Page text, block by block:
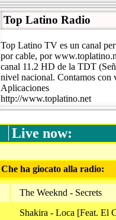
Top Latino Radio
Top Latino TV es un canal
por cable, por
canal 11.2 HD de la TDT
nivel nacional. Contamos
Aplicaciones
http://www.toplatino.net
Live now:
Che ha giocato alla radio:
The Weeknd - Secrets
Shakira - Loca [Feat. El